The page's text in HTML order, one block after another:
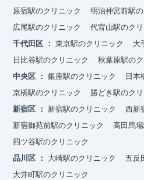
原宿駅のクリニック
明治神宮前駅
広尾駅のクリニック
代官山駅のク
千代田区
東京駅のクリニック
大
日比谷駅のクリニック
秋葉原駅の
中央区
銀座駅のクリニック
日本
京橋駅のクリニック
勝どき駅のク
新宿区
新宿駅のクリニック
西新
新宿御苑前駅のクリニック
高田馬
四ツ谷駅のクリニック
品川区
大崎駅のクリニック
五反
大井町駅のクリニック